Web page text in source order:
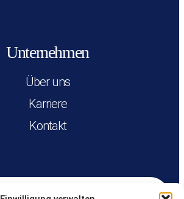
Unternehmen
Über uns
Karriere
Kontakt